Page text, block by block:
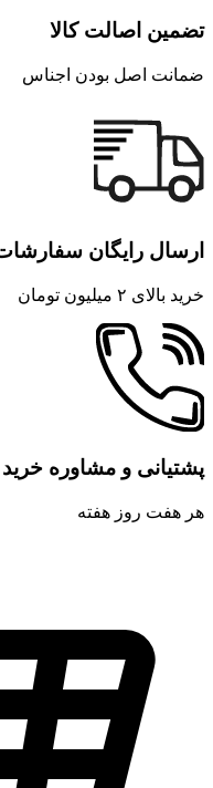
تضمین اصالت کالا
ضمانت اصل بودن اجناس
ارسال رایگان
خرید بالای ۲ میلیون تومان
پشتیانی و مشاوره خرید
هر هفت روز هفته